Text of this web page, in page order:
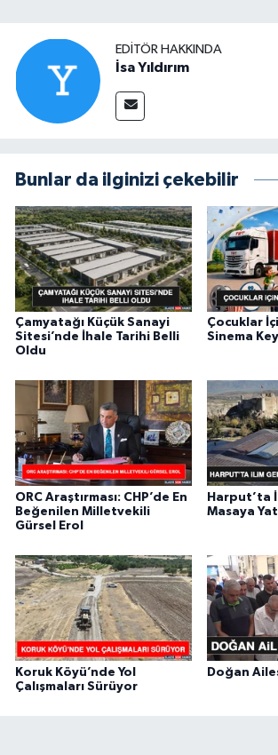
EDITÖR HAKKINDA
İsa Yıldırım
Bunlar da ilginizi çekebilir
Çamyatağı Küçük Sanayi
Sitesi’nde İhale Tarihi Belli
Oldu
Çocuklar
Sinema
ORC Araştırması: CHP’de En
Beğenilen Milletvekili
Gürsel Erol
Harput’ta
Masaya
Koruk Köyü’nde Yol
Çalışmaları Sürüyor
Doğan